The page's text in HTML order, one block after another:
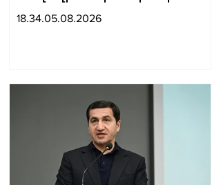
տեղակալ
18.34.05.08.2026